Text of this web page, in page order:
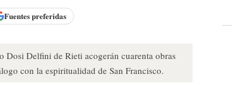
Fuentes preferidas
Dosi Delfini de Rieti acogerán cuarenta obras
con la espiritualidad de San Francisco.